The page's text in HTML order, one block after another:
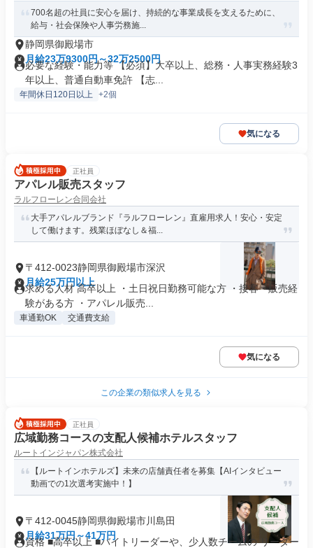
700名超の社員に安心を届け、持続的な事業成長を支えるために、
給与・社会保険や人事労務施...
静岡県御殿場市
月給23万9300円～32万2500円
必要な経験・能力等 【必須】大卒以上、総務・人事実務経験3
年以上、普通自動車免許 【志...
年間休日120日以上 +2個
気になる
正社員
アパレル販売スタッフ
ラルフローレン合同会社
大手アパレルブランド『ラルフローレン』直雇用求人！安心・安定
して働けます。残業ほぼなし＆福...
〒412-0023静岡県御殿場市深沢
月給25万円以上
求める人材 高卒以上 ・土日祝日勤務可能な方 ・接客・販売経
験がある方 ・アパレル販売...
車通勤OK 交通費支給
気になる
この企業の類似求人を見る
正社員
広域勤務コースの支配人候補ホテルスタッフ
ルートインジャパン株式会社
【ルートインホテルズ】未来の店舗責任者を募集【AIインタビュー
動画での1次選考実施中！】
〒412-0045静岡県御殿場市川島田
月給31万円～41万円
資格 ■高卒以上 ■バイトリーダーや、少人数チームの リーダー